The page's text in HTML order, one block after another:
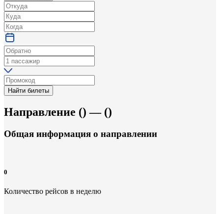
Найти билеты
Направление () — ()
Общая информация о направлении
0
Количество рейсов в неделю